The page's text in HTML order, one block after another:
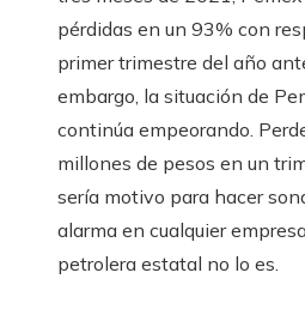
pérdidas en un 93% con
primer trimestre del año
embargo, la situación de
continúa empeorando.
millones de pesos en un
sería motivo para hacer
alarma en cualquier
petrolera estatal no lo es.